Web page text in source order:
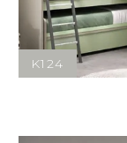
K124